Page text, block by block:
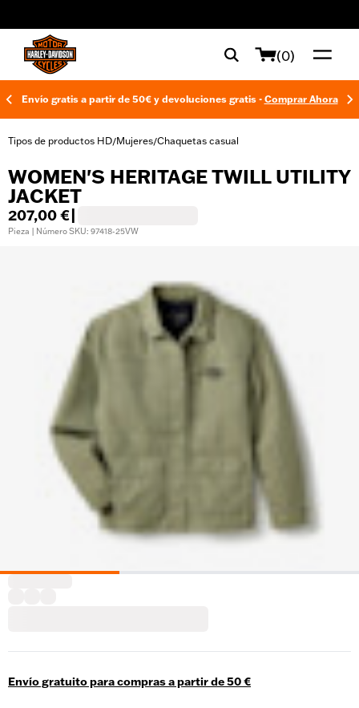
(0)
Envío gratis a partir de 50€ y devoluciones gratis - Comprar Ahora
Tipos de productos HD/Mujeres/Chaquetas casual
WOMEN'S HERITAGE TWILL UTILITY
JACKET
207,00 €
Pieza | Número SKU: 97418-25VW
Envío gratuito para compras a partir de 50 €